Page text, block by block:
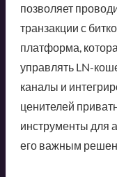
позволяет
транзакции с
платформа,
управлять LN-
каналы и
ценителей
инструменты для
его важным